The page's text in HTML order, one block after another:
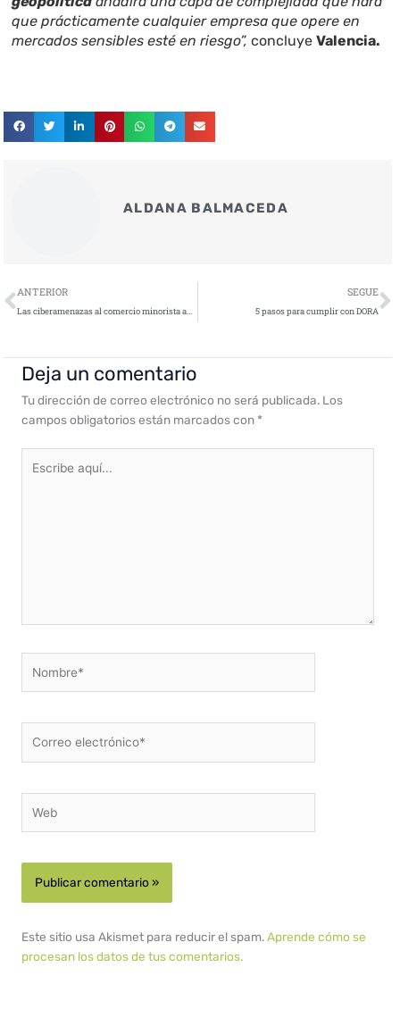
que prácticamente cualquier empresa que opere en
mercados sensibles esté en riesgo”, concluyeValencia.
ALDANA BALMACEDA
Ant
ANTERIOR
Las ciberamenazas al comercio minorista aumentan casi un 25% antes del Black Friday
SEGUE
5 pasos para cumplir con DORA
Deja un comentario
Tu dirección de correo electrónico no será publicada. Los
campos obligatorios están marcados con *
aquí...
electrónico*
Este sitio usa Akismet para reducir el spam.Aprende cómo se
procesan los datos de tus comentarios.